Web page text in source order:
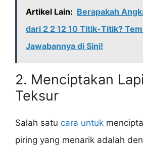
Artikel Lain: Berapakah
dari 2 2 12 10 Titik-Titik?
Jawabannya di Sini!
2. Menciptakan
Teksur
Salah satu cara untuk
piring yang menarik adalah